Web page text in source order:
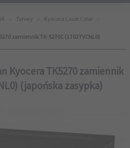
Tonery Kyocera Laser Color
zamiennik TK-5270C (1T02TVCNL0)
Kyocera TK5270 zamiennik
(japońska zasypka)